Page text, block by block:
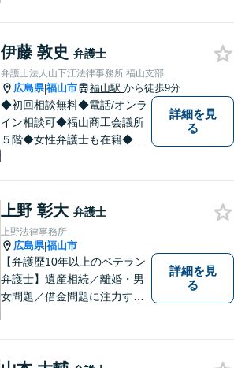
件、借金問題、消費者被害を
取り扱っております。
伊藤 敦史 弁護士
弁護士法人山下江法律事務所 福山支部
広島県|福山市 福山駅 から徒歩9分
◆初回相談無料◆電話/オンラ
イン相談可◆福山商工会議所
５階◆女性弁護士も在籍◆刑
いことも安心してご相談くだ
さい。あなたの気持ちに寄り
添い、丁寧にお応えします。
詳細を見
る
上野 彰大 弁護士
上野法律事務所
広島県|福山市
【弁護歴10年以上のベテラン
弁護士】遺産相続／離婚・男
女問題／借金問題に注力する
詳細を見
る